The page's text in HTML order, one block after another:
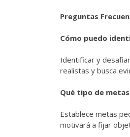
Preguntas
Cómo puedo
Identificar y
realistas y busca
Qué tipo de
Establece metas
motivará a fijar